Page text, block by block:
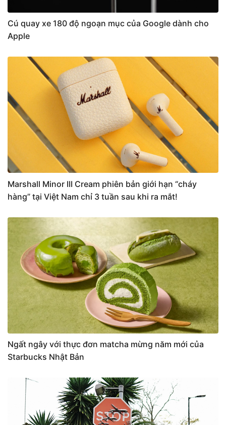
Cú quay xe 180 độ ngoạn mục của Google dành cho
Apple
Marshall Minor III Cream phiên bản giới hạn “cháy
hàng” tại Việt Nam chỉ 3 tuần sau khi ra mắt!
Ngất ngây với thực đơn matcha mừng năm mới của
Starbucks Nhật Bản